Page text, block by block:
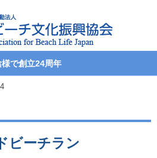
様で創立24周年
ビーチラン